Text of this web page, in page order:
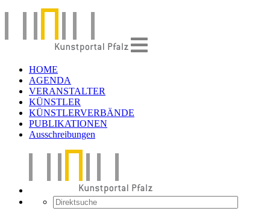
HOME
AGENDA
VERANSTALTER
KÜNSTLER
KÜNSTLERVERBÄNDE
PUBLIKATIONEN
Ausschreibungen